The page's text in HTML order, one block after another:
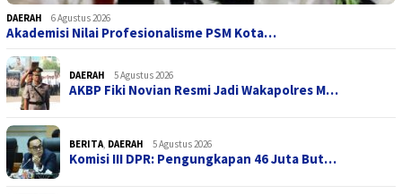
DAERAH 6 Agustus 2026
Akademisi Nilai Profesionalisme PSM Kota…
DAERAH 5 Agustus 2026
AKBP Fiki Novian Resmi Jadi Wakapolres M…
BERITA, DAERAH 5 Agustus 2026
Komisi III DPR: Pengungkapan 46 Juta But…